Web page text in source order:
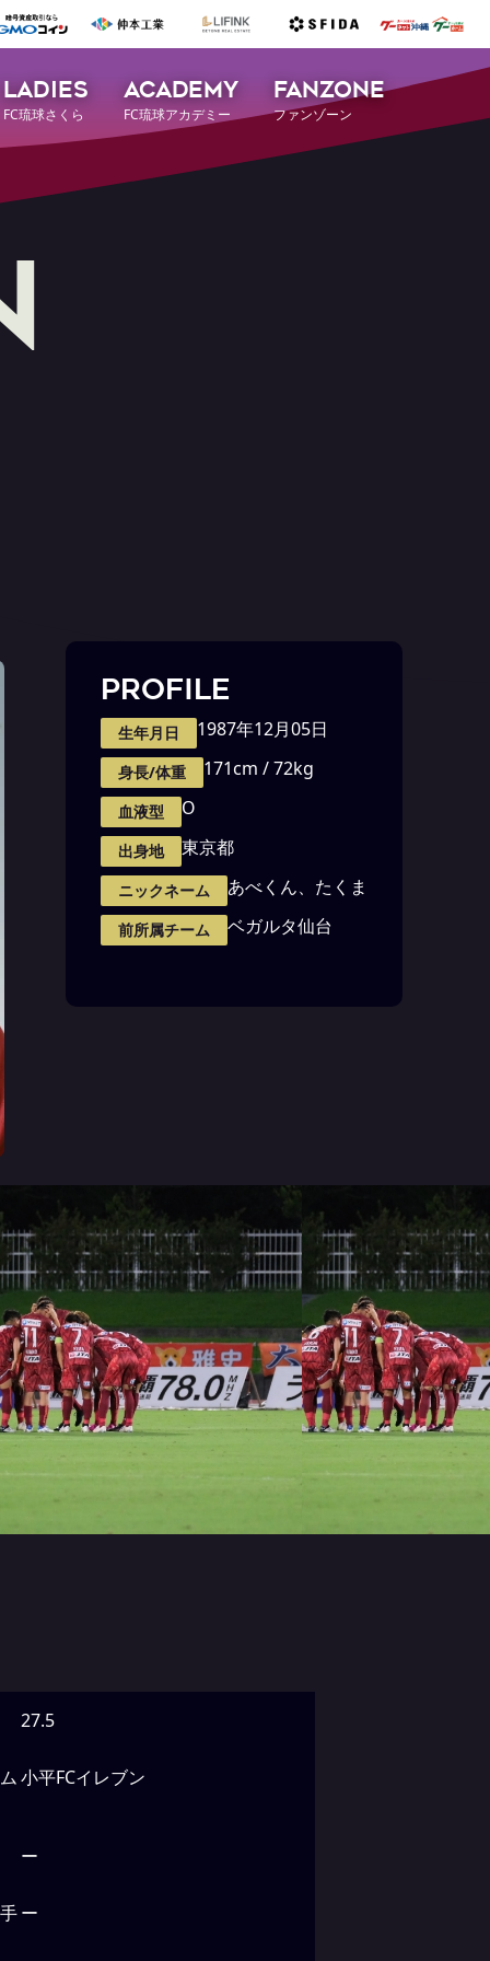
LADIES
FC琉球さくら
ACADEMY
FC琉球アカデミー
FANZONE
ファンゾーン
PROFILE
生年月日 1987年12月05日
身長/体重 171cm / 72kg
血液型 O
出身地 東京都
ニックネーム あべくん、たくま
前所属チーム ベガルタ仙台
27.5
小平FCイレブン
ー
ー